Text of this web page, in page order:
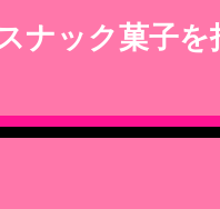
ナック菓子を